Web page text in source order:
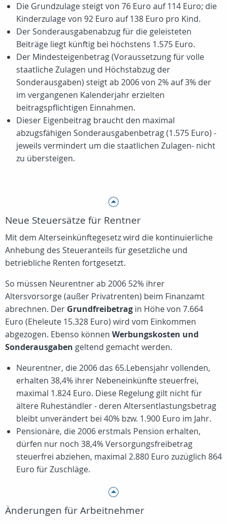
Die Grundzulage steigt von 76 Euro auf 114 Euro; die
Kinderzulage von 92 Euro auf 138 Euro pro Kind.
Der Sonderausgabenabzug für die geleisteten
Beiträge liegt künftig bei höchstens 1.575 Euro.
Der Mindesteigenbetrag (Voraussetzung für volle
staatliche Zulagen und Höchstabzug der
Sonderausgaben) steigt ab 2006 von 2% auf 3% der
im vergangenen Kalenderjahr erzielten
beitragspflichtigen Einnahmen.
Dieser Eigenbeitrag braucht den maximal
abzugsfähigen Sonderausgabenbetrag (1.575 Euro) -
jeweils vermindert um die staatlichen Zulagen- nicht
zu übersteigen.
Neue Steuersätze für Rentner
Mit dem Alterseinkünftegesetz wird die kontinuierliche
Anhebung des Steueranteils für gesetzliche und
betriebliche Renten fortgesetzt.
So müssen Neurentner ab 2006 52% ihrer
Altersvorsorge (außer Privatrenten) beim Finanzamt
abrechnen. Der Grundfreibetrag in Höhe von 7.664
Euro (Eheleute 15.328 Euro) wird vom Einkommen
abgezogen. Ebenso können Werbungskosten und
Sonderausgaben geltend gemacht werden.
Neurentner, die 2006 das 65.Lebensjahr vollenden,
erhalten 38,4% ihrer Nebeneinkünfte steuerfrei,
maximal 1.824 Euro. Diese Regelung gilt nicht für
ältere Ruheständler - deren Altersentlastungsbetrag
bleibt unverändert bei 40% bzw. 1.900 Euro im Jahr.
Pensionäre, die 2006 erstmals Pension erhalten,
dürfen nur noch 38,4% Versorgungsfreibetrag
steuerfrei abziehen, maximal 2.880 Euro zuzüglich 864
Euro für Zuschläge.
Änderungen für Arbeitnehmer